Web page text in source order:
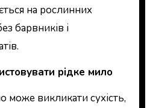
на рослинних
барвників і
рідке мило
може викликати сухість,